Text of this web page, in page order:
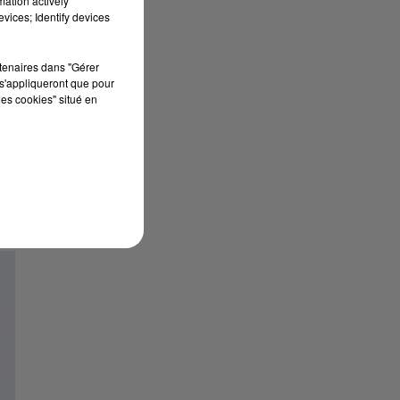
Identify devices
dans "Gérer
que pour
cookies" situé en